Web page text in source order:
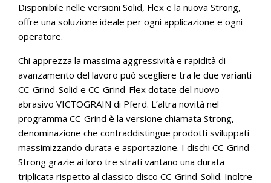
Disponibile nelle versioni Solid, Flex e la nuova Strong,
offre una soluzione ideale per ogni applicazione e ogni
operatore.
Chi apprezza la massima aggressività e rapidità di
avanzamento del lavoro può scegliere tra le due varianti
CC-Grind-Solid e CC-Grind-Flex dotate del nuovo
abrasivo VICTOGRAIN di Pferd. L’altra novità nel
programma CC-Grind è la versione chiamata Strong,
denominazione che contraddistingue prodotti sviluppati
massimizzando durata e asportazione. I dischi CC-Grind-
Strong grazie ai loro tre strati vantano una durata
triplicata rispetto al classico disco CC-Grind-Solid. Inoltre